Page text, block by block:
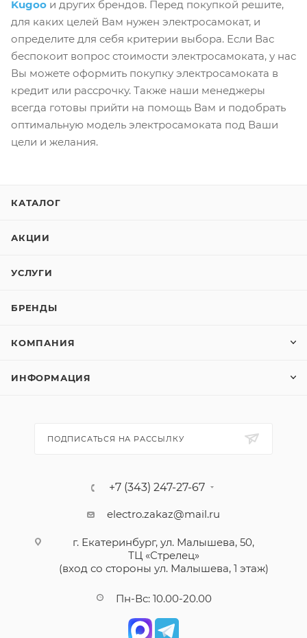
Kugoo и других брендов. Перед покупкой решите,
для каких целей Вам нужен электросамокат, и
определите для себя критерии выбора. Если Вас
беспокоит вопрос стоимости электросамоката, у нас
Вы можете оформить покупку электросамоката в
кредит или рассрочку. Также наши менеджеры
всегда готовы прийти на помощь Вам и подобрать
оптимальную модель электросамоката под Ваши
цели и желания.
КАТАЛОГ
АКЦИИ
УСЛУГИ
БРЕНДЫ
КОМПАНИЯ
ИНФОРМАЦИЯ
ПОДПИСАТЬСЯ НА РАССЫЛКУ
+7 (343) 247-27-67
electro.zakaz@mail.ru
г. Екатеринбург, ул. Малышева, 50,
ТЦ «Стрелец»
(вход со стороны ул. Малышева, 1 этаж)
Пн-Вс: 10.00-20.00